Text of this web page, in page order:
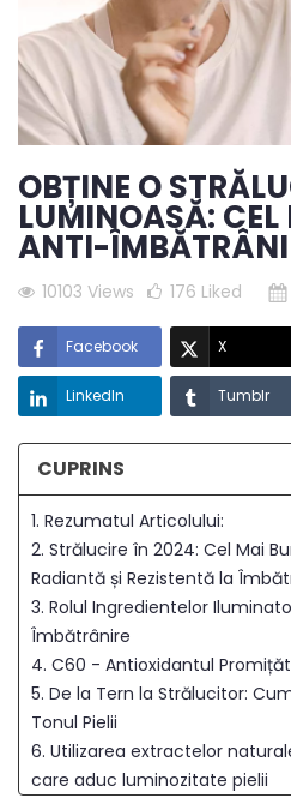
OBȚINE O
LUMINOASĂ: CEL
ANTI-
10103 Views 176 Liked
Facebook X
LinkedIn Tumblr
CUPRINS
1. Rezumatul Articolului:
2. Strălucire în 2024: Cel Mai
Radiantă și Rezistentă la
3. Rolul Ingredientelor
Îmbătrânire
4. C60 - Antioxidantul
5. De la Tern la Strălucitor:
Tonul Pielii
6. Utilizarea extractelor
care aduc luminozitate pielii